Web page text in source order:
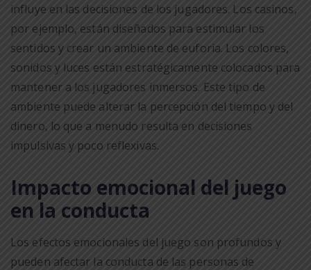
influye en las decisiones de los jugadores. Los casinos,
por ejemplo, están diseñados para estimular los
sentidos y crear un ambiente de euforia. Los colores,
sonidos y luces están estratégicamente colocados para
mantener a los jugadores inmersos. Este tipo de
ambiente puede alterar la percepción del tiempo y del
dinero, lo que a menudo resulta en decisiones
impulsivas y poco reflexivas.
Impacto emocional del juego
en la conducta
Los efectos emocionales del juego son profundos y
pueden afectar la conducta de las personas de